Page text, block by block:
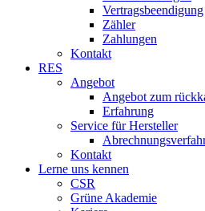
Vertragsbeendigung
Zähler
Zahlungen
Kontakt
RES
Angebot
Angebot zum
Erfahrung
Service für Hersteller
Kontakt
Lerne uns kennen
CSR
Grüne Akademie